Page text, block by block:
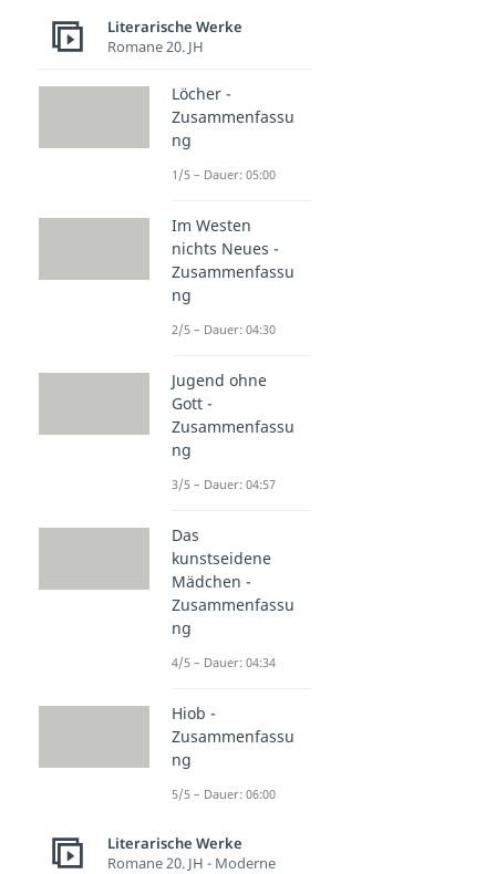
Literarische Werke
Romane 20. JH
Löcher -
Zusammenfassu
ng
1/5 – Dauer: 05:00
Im Westen
nichts Neues -
Zusammenfassu
ng
2/5 – Dauer: 04:30
Jugend ohne
Gott -
Zusammenfassu
ng
3/5 – Dauer: 04:57
Das
kunstseidene
Mädchen -
Zusammenfassu
ng
4/5 – Dauer: 04:34
Hiob -
Zusammenfassu
ng
5/5 – Dauer: 06:00
Literarische Werke
Romane 20. JH - Moderne